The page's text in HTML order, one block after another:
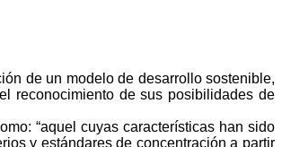
de un modelo de desarrollo sostenible,
reconocimiento de sus posibilidades de
“aquel cuyas características han sido
y estándares de concentración a partir